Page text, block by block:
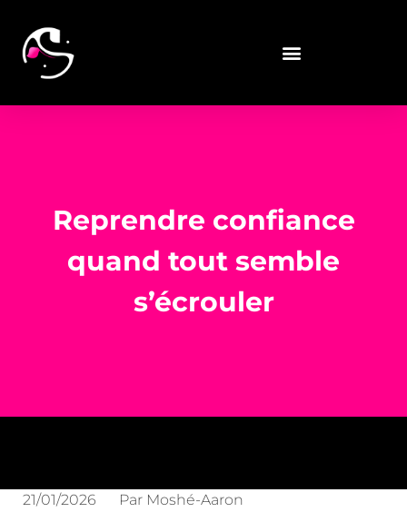
Reprendre confiance
quand tout semble
s’écrouler
21/01/2026 Par Moshé-Aaron